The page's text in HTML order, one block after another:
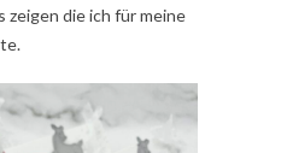
zeigen die ich für meine